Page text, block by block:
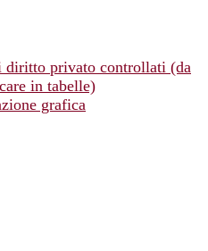
diritto privato controllati (da
in tabelle)
grafica